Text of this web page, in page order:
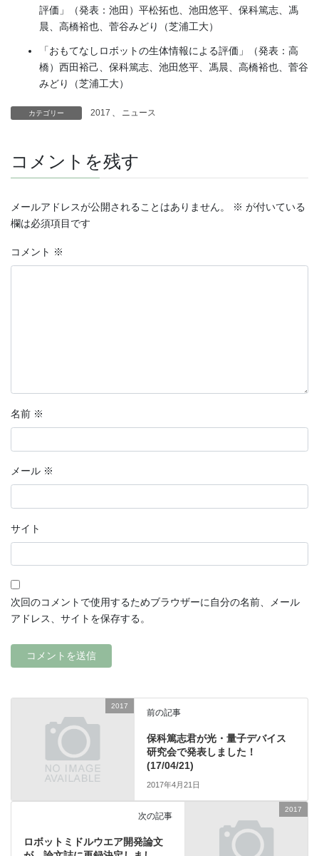
評価」（発表：池田）平松拓也、池田悠平、保科篤志、馮
晨、高橋裕也、菅谷みどり（芝浦工大）
「おもてなしロボットの生体情報による評価」（発表：高
橋）西田裕己、保科篤志、池田悠平、馮晨、高橋裕也、菅谷
みどり（芝浦工大）
カテゴリー 2017 ニュース
コメントを残す
メールアドレスが公開されることはありません。 ※ が付いている
欄は必須項目です
コメント ※
名前 ※
メール ※
サイト
次回のコメントで使用するためブラウザーに自分の名前、メール
アドレス、サイトを保存する。
2017
前の記事
保科篤志君が光・量子デバイス
研究会で発表しました！
(17/04/21)
2017年4月21日
2017
次の記事
ロボットミドルウエア開発論文